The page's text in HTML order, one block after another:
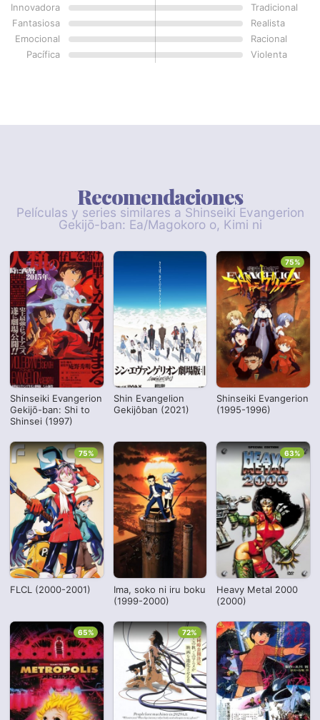
Innovadora
Tradicional
Fantasiosa
Realista
Emocional
Racional
Pacífica
Violenta
Recomendaciones
Películas y series similares a Shinseiki Evangerion
Gekijō-ban: Ea/Magokoro o, Kimi ni
Shinseiki Evangerion
Gekijō-ban: Shi to
Shinsei (1997)
Shin Evangelion
Gekijôban (2021)
Shinseiki Evangerion
(1995-1996)
75%
FLCL (2000-2001)
75%
Ima, soko ni iru boku
(1999-2000)
Heavy Metal 2000
(2000)
63%
65% 72%